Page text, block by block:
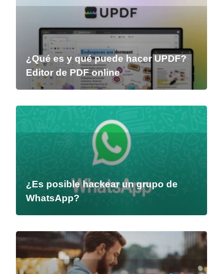
¿Qué es y qué puede hacer UPDF?
Editor de PDF online
¿Es posible hackear un grupo de
WhatsApp?